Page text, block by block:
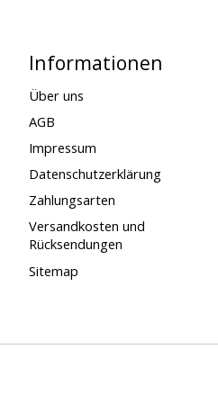
Informationen
Über uns
AGB
Impressum
Datenschutzerklärung
Zahlungsarten
Versandkosten und
Rücksendungen
Sitemap